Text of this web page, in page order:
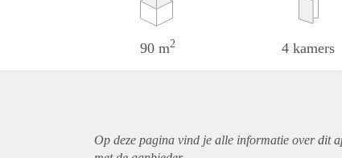
90 m2 4 kamers
Op deze pagina vind je alle informatie over dit